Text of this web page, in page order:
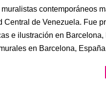
contemporáneos
Central de Venezuela. Fue
e ilustración en
en Barcelona,